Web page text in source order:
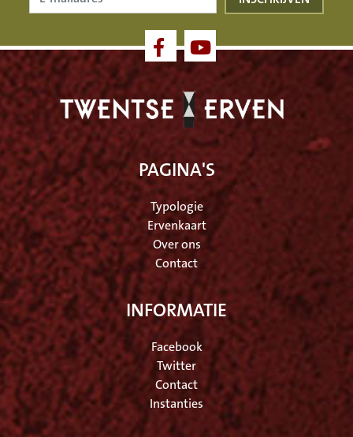
PAGINA'S
Typologie
Ervenkaart
Over ons
Contact
INFORMATIE
Facebook
Twitter
Contact
Instanties